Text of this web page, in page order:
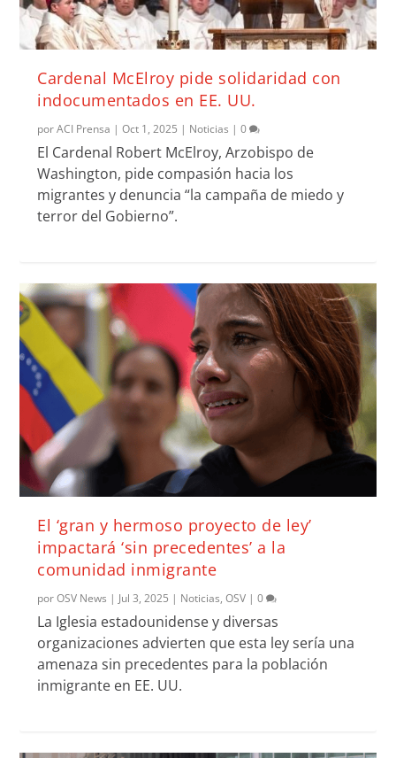
Cardenal McElroy pide solidaridad con
indocumentados en EE. UU.
porACI Prensa |Oct 1, 2025 | Noticias |0
El Cardenal Robert McElroy, Arzobispo de
Washington, pide compasión hacia los
migrantes y denuncia “la campaña de miedo y
terror del Gobierno”.
El ‘gran y hermoso proyecto de ley’
impactará ‘sin precedentes’ a la
comunidad inmigrante
porOSV News | Jul 3, 2025 | Noticias,OSV |0
La Iglesia estadounidense y diversas
organizaciones advierten que esta ley sería una
amenaza sin precedentes para la población
inmigrante en EE. UU.